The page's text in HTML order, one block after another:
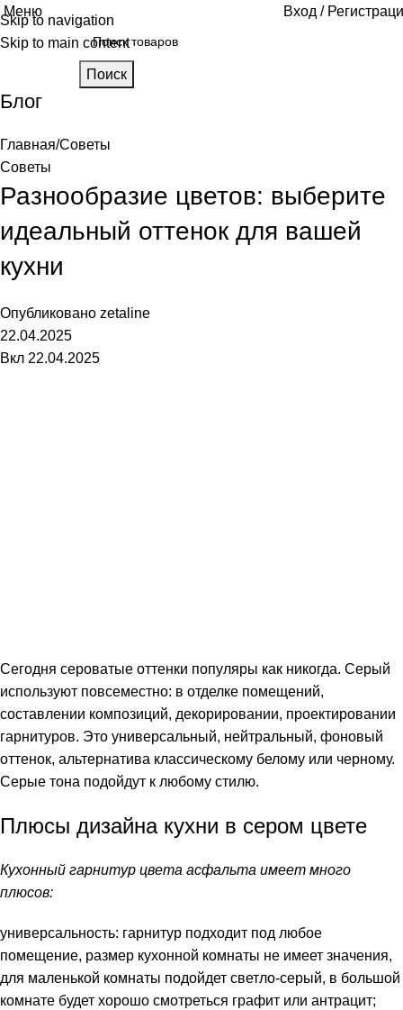
Skip to navigation
Skip to main content
Меню Вход /
Поиск
Блог
Главная Советы
Советы
Разнообразие цветов: выберите
идеальный оттенок для вашей
кухни
Опубликовано zetaline
22.04.2025
Вкл 22.04.2025
Сегодня сероватые оттенки популяры как никогда. Серый
используют повсеместно: в отделке помещений,
составлении композиций, декорировании, проектировании
гарнитуров. Это универсальный, нейтральный, фоновый
оттенок, альтернатива классическому белому или черному.
Серые тона подойдут к любому стилю.
Плюсы дизайна кухни в сером цвете
Кухонный гарнитур цвета асфальта имеет много
плюсов:
универсальность: гарнитур подходит под любое
помещение, размер кухонной комнаты не имеет значения,
для маленькой комнаты подойдет светло-серый, в большой
комнате будет хорошо смотреться графит или антрацит;